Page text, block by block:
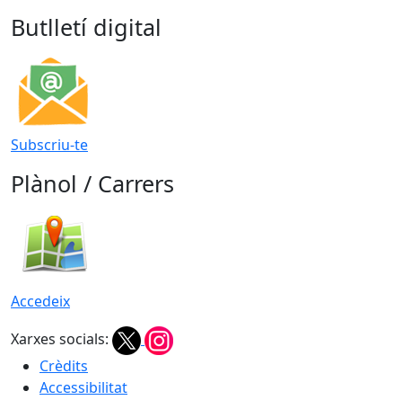
Butlletí digital
Subscriu-te
Plànol / Carrers
Accedeix
Xarxes socials:
Crèdits
Accessibilitat